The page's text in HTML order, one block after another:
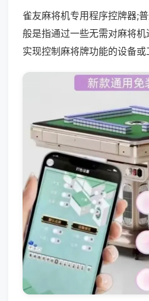
雀友麻将机专用程序控牌器;
般是指通过一些无需对麻将
实现控制麻将牌功能的设备或